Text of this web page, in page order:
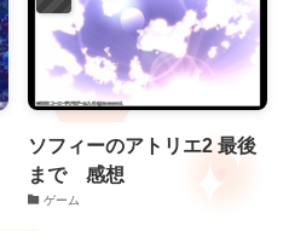
ソフィーのアトリエ2 最後
まで 感想
ゲーム